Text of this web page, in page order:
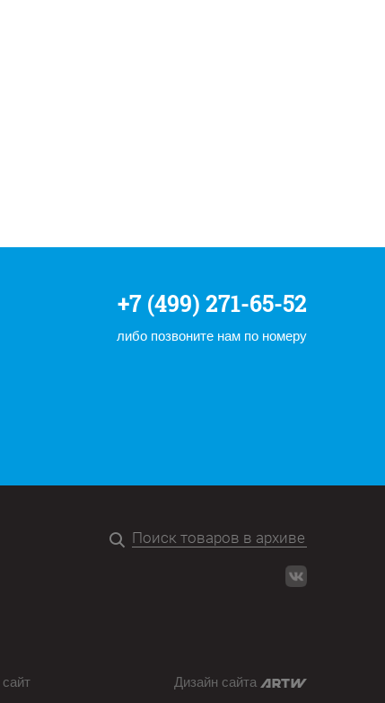
+7 (499) 271-65-52
либо позвоните нам по номеру
Дизайн сайта